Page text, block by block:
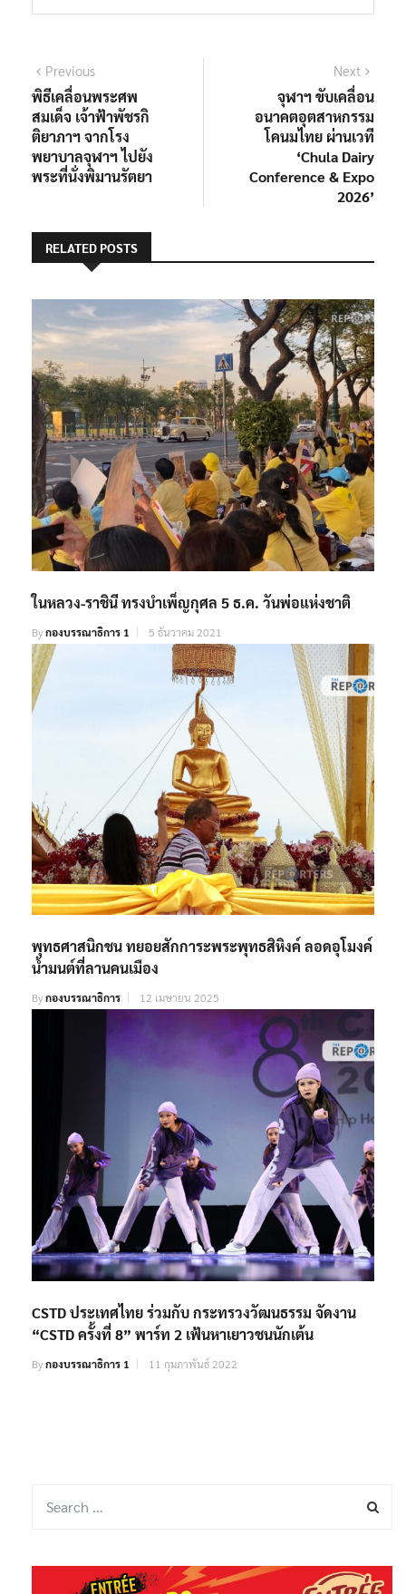
แนะแนว
เรื่อง
PreviousPrevious
post:
พิธีเคลื่อนพระศพ
สมเด็จ เจ้าฟ้าพัชรกิ
ติยาภาฯ จากโรง
พยาบาลจุฬาฯ ไปยัง
พระที่นั่งพิมานรัตยา
Next
post:
จุฬาฯ ขับเคลื่อน
อนาคตอุตสาหกรรม
โคนมไทย ผ่านเวที
‘Chula Dairy
Conference & Expo
2026’
RELATED POSTS
ในหลวง-ราชินี ทรงบำเพ็ญกุศล 5 ธ.ค. วันพ่อแห่งชาติ
Byกองบรรณาธิการ 1 5 ธันวาคม 2021
พุทธศาสนิกชน ทยอยสักการะพระพุทธสิหิงค์ ลอดอุโมงค์
น้ำมนต์ที่ลานคนเมือง
Byกองบรรณาธิการ 12 เมษายน 2025
CSTD ประเทศไทย ร่วมกับ กระทรวงวัฒนธรรม จัดงาน
“CSTD ครั้งที่ 8” พาร์ท 2 เฟ้นหาเยาวชนนักเต้น
Byกองบรรณาธิการ 1 11 กุมภาพันธ์ 2022